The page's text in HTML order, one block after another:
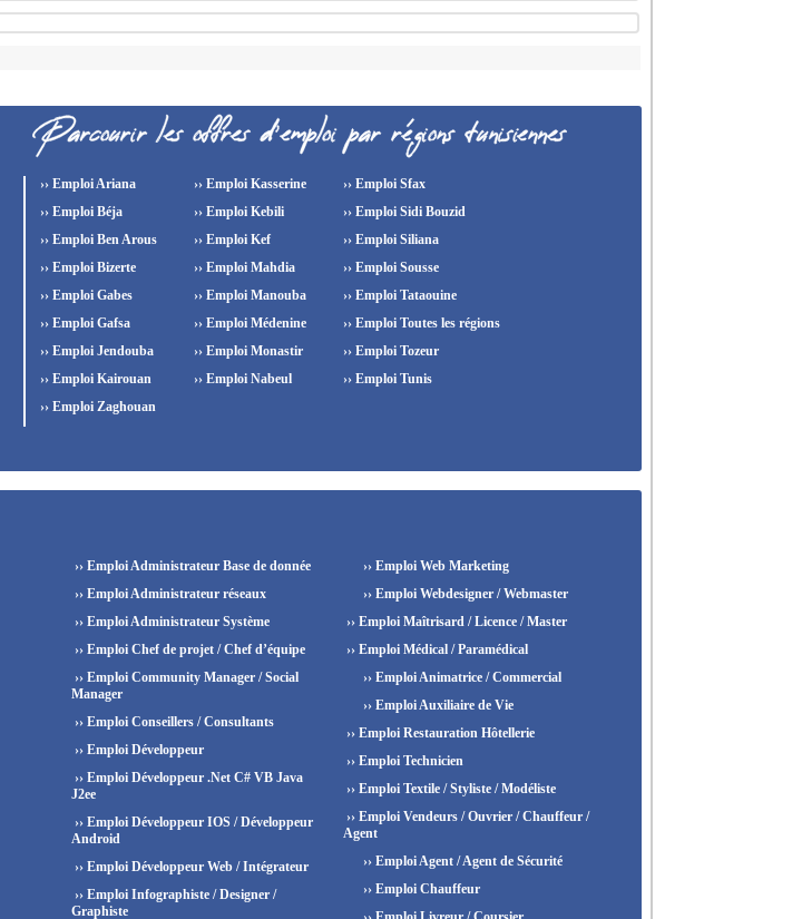
›› Emploi Ariana
›› Emploi Béja
›› Emploi Ben Arous
›› Emploi Bizerte
›› Emploi Gabes
›› Emploi Gafsa
›› Emploi Jendouba
›› Emploi Kairouan
›› Emploi Kasserine
›› Emploi Kebili
›› Emploi Kef
›› Emploi Mahdia
›› Emploi Manouba
›› Emploi Médenine
›› Emploi Monastir
›› Emploi Nabeul
›› Emploi Sfax
›› Emploi Sidi Bouzid
›› Emploi Siliana
›› Emploi Sousse
›› Emploi Tataouine
›› Emploi Toutes les régions
›› Emploi Tozeur
›› Emploi Tunis
›› Emploi Zaghouan
›› Emploi Administrateur Base de donnée
›› Emploi Administrateur réseaux
›› Emploi Administrateur Système
›› Emploi Chef de projet / Chef d’équipe
›› Emploi Community Manager / Social
Manager
›› Emploi Conseillers / Consultants
›› Emploi Développeur
›› Emploi Développeur .Net C# VB Java
J2ee
›› Emploi Développeur IOS / Développeur
Android
›› Emploi Développeur Web / Intégrateur
›› Emploi Infographiste / Designer /
Graphiste
›› Emploi Web Marketing
›› Emploi Webdesigner / Webmaster
›› Emploi Maîtrisard / Licence / Master
›› Emploi Médical / Paramédical
›› Emploi Animatrice / Commercial
›› Emploi Auxiliaire de Vie
›› Emploi Restauration Hôtellerie
›› Emploi Technicien
›› Emploi Textile / Styliste / Modéliste
›› Emploi Vendeurs / Ouvrier / Chauffeur /
Agent
›› Emploi Agent / Agent de Sécurité
›› Emploi Chauffeur